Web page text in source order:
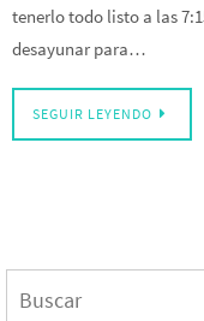
tenerlo todo listo a las
desayunar para…
SEGUIR LEYENDO